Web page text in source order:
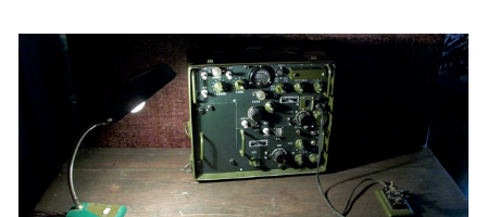
近代战争时期
经过近年来谍战片的熏陶，密码学这个词，在大
众的认知里，往往和「战争」和「情报」等关键
词联系在一起。相关从业人群的桌面大概是这个
画风。